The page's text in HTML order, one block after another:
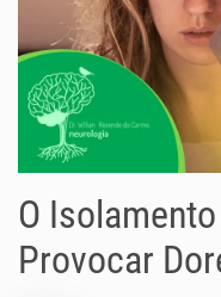
O
Provocar